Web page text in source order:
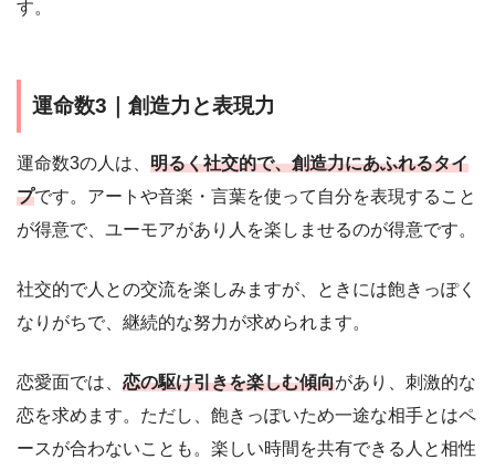
す。
運命数3｜創造力と表現力
運命数3の人は、 明るく社交的で、創造力にあふれるタイ
プです。アートや音楽・言葉を使って自分を表現すること
が得意で、ユーモアがあり人を楽しませるのが得意です。
社交的で人との交流を楽しみますが、ときには飽きっぽく
なりがちで、継続的な努力が求められます。
恋愛面では、 恋の駆け引きを楽しむ傾向があり、刺激的な
恋を求めます。ただし、飽きっぽいため一途な相手とはペ
ースが合わないことも。楽しい時間を共有できる人と相性